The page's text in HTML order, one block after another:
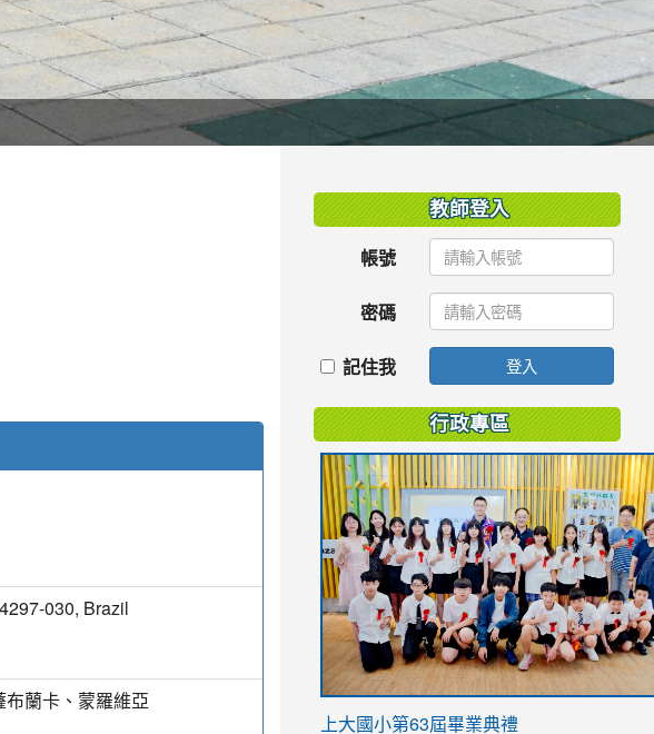
030, Brazil
蘭卡、蒙羅維亞
教師登入
帳號
密碼
記住我 登入
行政專區
link
上大國小第63屆畢業典禮